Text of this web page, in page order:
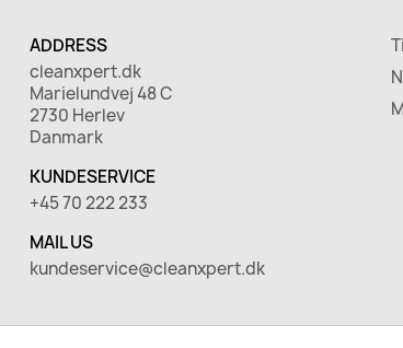
ADDRESS
cleanxpert.dk
Marielundvej 48 C
2730 Herlev
Danmark
KUNDESERVICE
+45 70 222 233
MAIL US
kundeservice@cleanxpert.dk